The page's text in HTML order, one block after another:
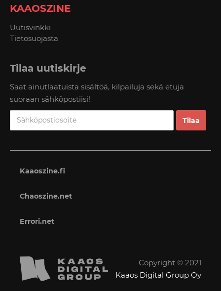
KAAOSZINE
Uutisvinkki
Tietosuojasta
Tilaa uutiskirje
Saat ainutlaatuista sisältöä, kilpailuja sekä etuja
suoraan sähköpostiisi!
Kaaoszine.fi
Chaoszine.net
Errori.net
Copyright © 2021
Kaaos Digital Group Oy